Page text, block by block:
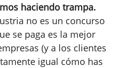
haciendo trampa.
no es un concurso
se paga es la mejor
(y a los clientes
igual cómo has